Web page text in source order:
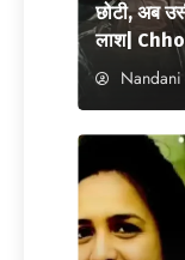
छोटी, अब
लाश|
Nandani